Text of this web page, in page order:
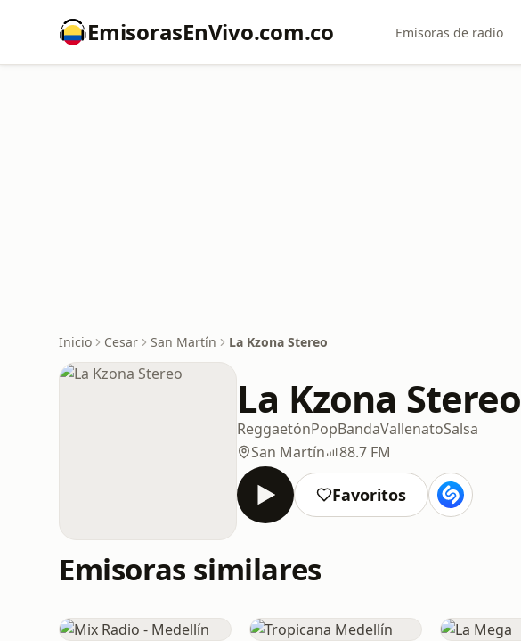
EmisorasEnVivo.com.co Emisoras de radio
Inicio Cesar San Martín La Kzona Stereo
La Kzona Stereo
ReggaetónPopBandaVallenatoSalsa
San Martín
88.7 FM
Favoritos
Emisoras similares